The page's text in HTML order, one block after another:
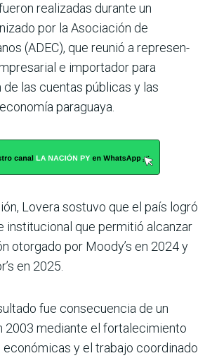
rea­lizadas durante un
por la Asocia­ción de
(ADEC), que reunió a represen­
e importador para
de las cuentas públi­cas y las
paraguaya.
Lovera sostuvo que el país logró
institucional que permitió alcanzar
otorgado por Moody’s en 2024 y
en 2025.
fue consecuencia de un
2003 mediante el fortalecimiento
y el trabajo coordinado